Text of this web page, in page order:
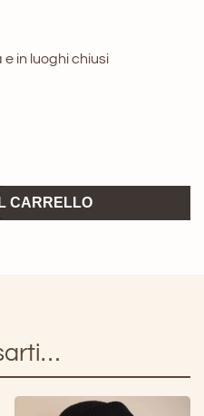
in luoghi chiusi
CARRELLO